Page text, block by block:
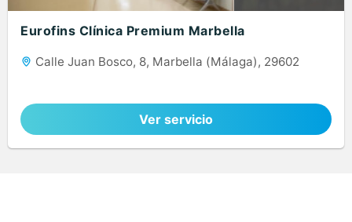
Eurofins Clínica Premium Marbella
Calle Juan Bosco, 8, Marbella (Málaga), 29602
Ver servicio